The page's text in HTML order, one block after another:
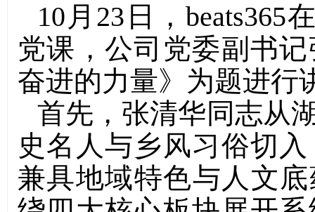
10 月 23 日，beats365
党课，公司党委副书
奋进的力量》为题进行
首先，张清华同志从
史名人与乡风习俗切
兼具地域特色与人文